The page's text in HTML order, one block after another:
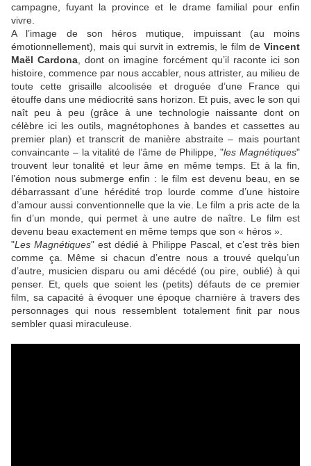
campagne, fuyant la province et le drame familial pour enfin
vivre.
A l’image de son héros mutique, impuissant (au moins
émotionnellement), mais qui survit in extremis, le film de Vincent
Maël Cardona , dont on imagine forcément qu’il raconte ici son
histoire, commence par nous accabler, nous attrister, au milieu de
toute cette grisaille alcoolisée et droguée d’une France qui
étouffe dans une médiocrité sans horizon. Et puis, avec le son qui
naît peu à peu (grâce à une technologie naissante dont on
célèbre ici les outils, magnétophones à bandes et cassettes au
premier plan) et transcrit de manière abstraite – mais pourtant
convaincante – la vitalité de l’âme de Philippe, "les Magnétiques"
trouvent leur tonalité et leur âme en même temps. Et à la fin,
l’émotion nous submerge enfin : le film est devenu beau, en se
débarrassant d’une hérédité trop lourde comme d’une histoire
d’amour aussi conventionnelle que la vie. Le film a pris acte de la
fin d’un monde, qui permet à une autre de naître. Le film est
devenu beau exactement en même temps que son « héros ».
"Les Magnétiques" est dédié à Philippe Pascal, et c’est très bien
comme ça. Même si chacun d’entre nous a trouvé quelqu’un
d’autre, musicien disparu ou ami décédé (ou pire, oublié) à qui
penser. Et, quels que soient les (petits) défauts de ce premier
film, sa capacité à évoquer une époque charnière à travers des
personnages qui nous ressemblent totalement finit par nous
sembler quasi miraculeuse.